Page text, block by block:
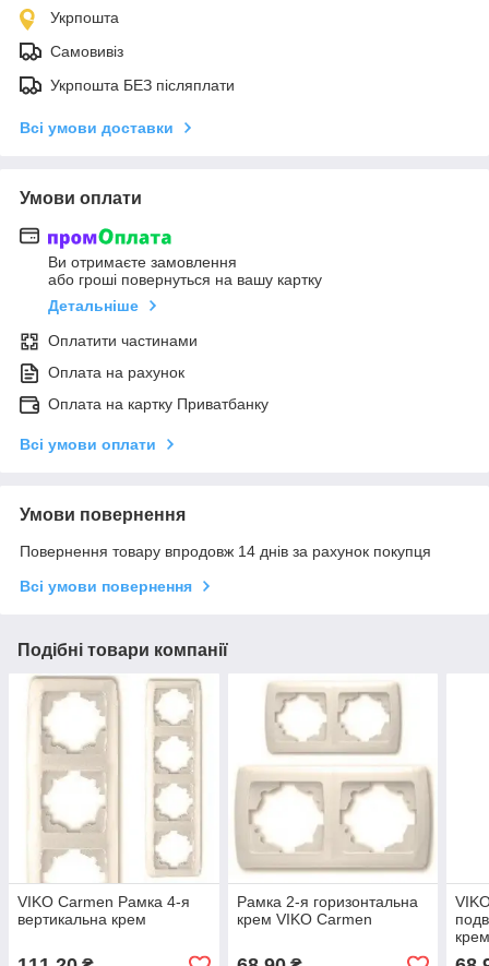
Укрпошта
Самовивіз
Укрпошта БЕЗ післяплати
Всі умови доставки
Умови оплати
Ви отримаєте замовлення
або гроші повернуться на вашу картку
Детальніше
Оплатити частинами
Оплата на рахунок
Оплата на картку Приватбанку
Всі умови оплати
Умови повернення
Повернення товару впродовж 14 днів за рахунок покупця
Всі умови повернення
Подібні товари компанії
VIKO Carmen Рамка 4-я
вертикальна крем
Рамка 2-я горизонтальна
крем VIKO Carmen